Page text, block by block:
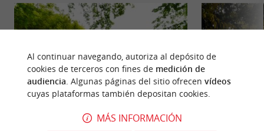
Al continuar navegando, autoriza al depósito de
cookies de terceros con fines de medición de
audiencia . Algunas páginas del sitio ofrecen vídeos
cuyas plataformas también depositan cookies.
MÁS INFORMACIÓN